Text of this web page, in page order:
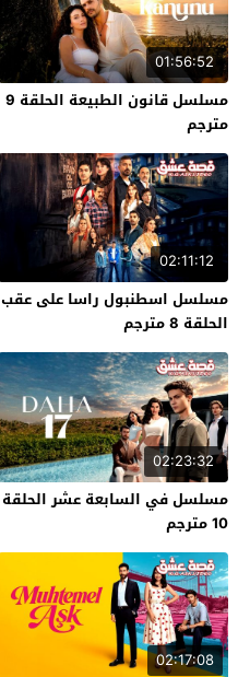
01:56:52
مسلسل قانون الطبيعة الحلقة 9
مترجم
02:11:12
مسلسل اسطنبول راسا على عقب
الحلقة 8 مترجم
02:23:32
مسلسل في السابعة عشر الحلقة
10 مترجم
02:17:08